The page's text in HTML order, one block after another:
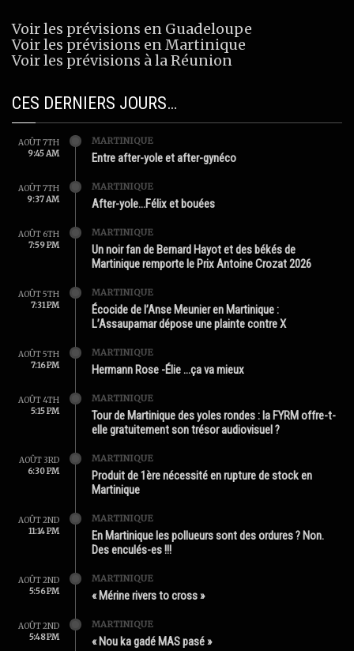
Voir les prévisions en Guadeloupe
Voir les prévisions en Martinique
Voir les prévisions à la Réunion
CES DERNIERS JOURS…
AOÛT 7TH
9:45 AM
MARTINIQUE
Entre after-yole et after-gynéco
AOÛT 7TH
9:37 AM
MARTINIQUE
After-yole…Félix et bouées
AOÛT 6TH
7:59 PM
MARTINIQUE
Un noir fan de Bernard Hayot et des békés de
Martinique remporte le Prix Antoine Crozat 2026
AOÛT 5TH
7:31 PM
MARTINIQUE
Écocide de l’Anse Meunier en Martinique :
L’Assaupamar dépose une plainte contre X
AOÛT 5TH
7:16 PM
MARTINIQUE
Hermann Rose -Élie …ça va mieux
AOÛT 4TH
5:15 PM
MARTINIQUE
Tour de Martinique des yoles rondes : la FYRM offre-t-
elle gratuitement son trésor audiovisuel ?
AOÛT 3RD
6:30 PM
MARTINIQUE
Produit de 1ère nécessité en rupture de stock en
Martinique
AOÛT 2ND
11:14 PM
MARTINIQUE
En Martinique les pollueurs sont des ordures ? Non.
Des enculés-es !!!
AOÛT 2ND
5:56 PM
MARTINIQUE
« Mérine rivers to cross »
AOÛT 2ND
5:48 PM
MARTINIQUE
« Nou ka gadé MAS pasé »